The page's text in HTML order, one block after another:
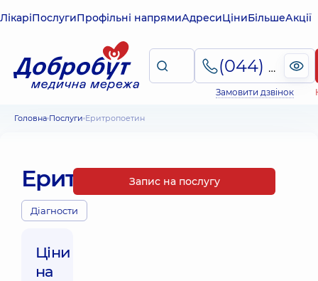
ЛікаріПослугиПрофільні напрямиАдресиЦіниБільшеАкції
(044) 495-2-888
Замовити дзвінок
Головна Послуги Еритропоетин
Еритропоетин
Діагности
Ціни
на
Запис на послугу